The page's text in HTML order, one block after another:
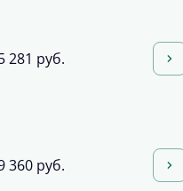
281 руб.
360 руб.